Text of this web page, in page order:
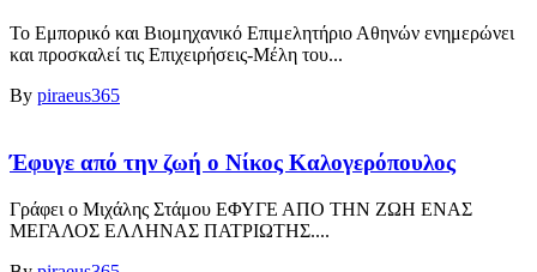
Το Εμπορικό και Βιομηχανικό Επιμελητήριο Αθηνών ενημερώνει
και προσκαλεί τις Επιχειρήσεις-Μέλη του...
By piraeus365
Έφυγε από την ζωή ο Νίκος Καλογερόπουλος
Γράφει ο Μιχάλης Στάμου ΕΦΥΓΕ ΑΠΟ ΤΗΝ ΖΩΗ ΕΝΑΣ
ΜΕΓΑΛΟΣ ΕΛΛΗΝΑΣ ΠΑΤΡΙΩΤΗΣ....